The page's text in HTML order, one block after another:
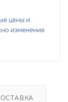
цены и
изменение